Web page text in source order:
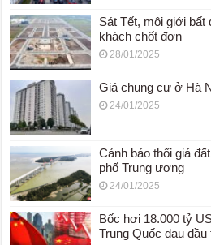
Sát Tết, môi giới bất
khách chốt đơn
28/01/2025
Giá chung cư ở Hà
24/01/2025
Cảnh báo thổi giá
phố Trung ương
24/01/2025
Bốc hơi 18.000 tỷ
Trung Quốc đau